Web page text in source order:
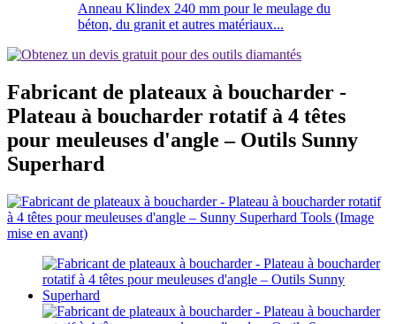
Anneau Klindex 240 mm pour le meulage du
béton, du granit et autres matériaux...
Fabricant de plateaux à boucharder -
Plateau à boucharder rotatif à 4 têtes
pour meuleuses d'angle – Outils Sunny
Superhard